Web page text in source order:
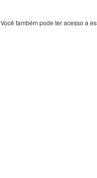
Você também pode ter acesso a